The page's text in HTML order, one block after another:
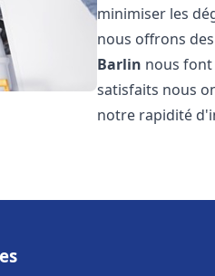
minimiser les
nous offrons
Barlin nous font
satisfaits nous
notre rapidité